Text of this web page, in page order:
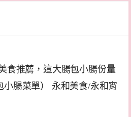
食推薦，這大腸包小腸份量
小腸菜單） 永和美食/永和宵